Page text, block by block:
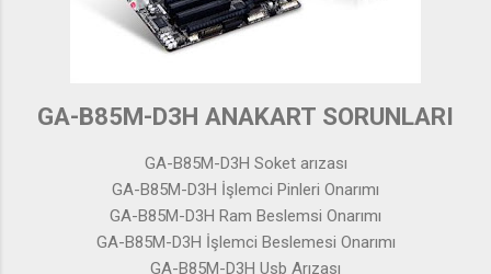
GA-B85M-D3H ANAKART SORUNLARI
GA-B85M-D3H Soket arızası
GA-B85M-D3H İşlemci Pinleri Onarımı
GA-B85M-D3H Ram Beslemsi Onarımı
GA-B85M-D3H İşlemci Beslemesi Onarımı
GA-B85M-D3H Usb Arızası